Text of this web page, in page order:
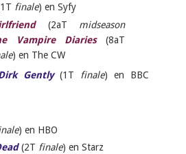
finale) en Syfy
(2aT midseason
Vampire Diaries(8aT
) en The CW
Gently(1T finale) en BBC
) en HBO
(2T finale) en Starz